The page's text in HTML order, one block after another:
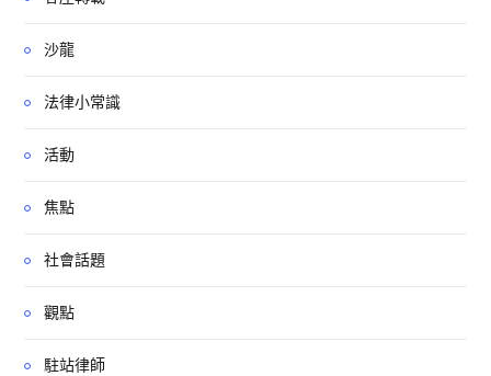
沙龍
法律小常識
活動
焦點
社會話題
觀點
駐站律師